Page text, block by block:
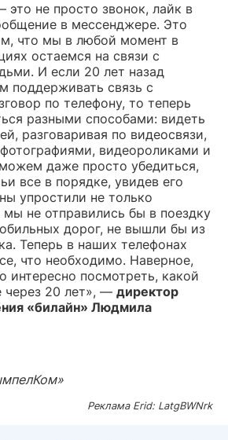
это не просто звонок, лайк в
в мессенджере. Это
что мы в любой момент в
остаемся на связи с
И если 20 лет назад
поддерживать связь с
по телефону, то теперь
разными способами: видеть
разговаривая по видеосвязи,
видеороликами и
даже просто убедиться,
все в порядке, увидев его
упростили не только
не отправились бы в поездку
дорог, не вышли бы из
Теперь в наших телефонах
что необходимо. Наверное,
интересно посмотреть, какой
через 20 лет», — директор
«билайн» Людмила
Реклама Erid: LatgBWNrk